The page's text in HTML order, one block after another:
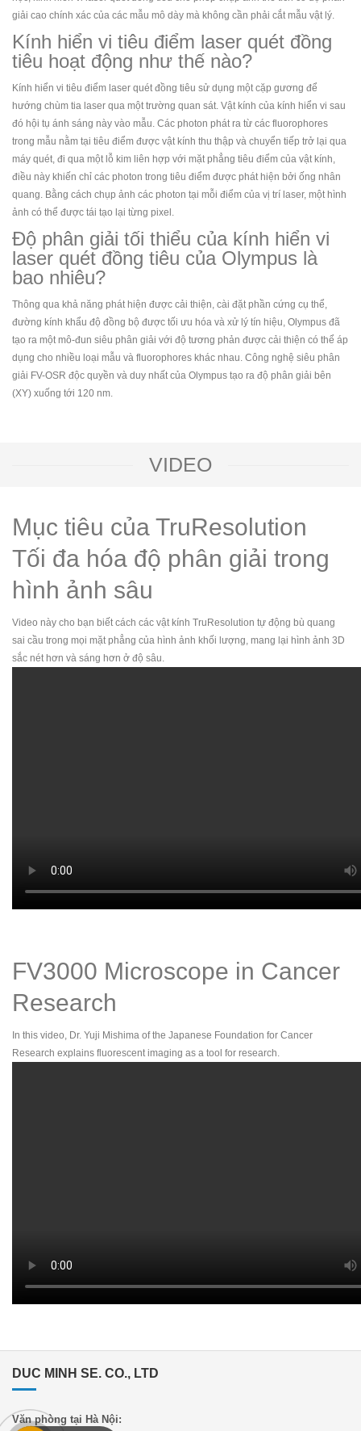
giải cao chính xác của các mẫu mô dày mà không cần phải cắt mẫu vật lý.
Kính hiển vi tiêu điểm laser quét đồng
tiêu hoạt động như thế nào?
Kính hiển vi tiêu điểm laser quét đồng tiêu sử dụng một cặp gương để
hướng chùm tia laser qua một trường quan sát. Vật kính của kính hiển vi sau
đó hội tụ ánh sáng này vào mẫu. Các photon phát ra từ các fluorophores
trong mẫu nằm tại tiêu điểm được vật kính thu thập và chuyển tiếp trở lại qua
máy quét, đi qua một lỗ kim liên hợp với mặt phẳng tiêu điểm của vật kính,
điều này khiến chỉ các photon trong tiêu điểm được phát hiện bởi ống nhân
quang. Bằng cách chụp ảnh các photon tại mỗi điểm của vị trí laser, một hình
ảnh có thể được tái tạo lại từng pixel.
Độ phân giải tối thiểu của kính hiển vi
laser quét đồng tiêu của Olympus là
bao nhiêu?
Thông qua khả năng phát hiện được cải thiện, cài đặt phần cứng cụ thể,
đường kính khẩu độ đồng bộ được tối ưu hóa và xử lý tín hiệu, Olympus đã
tạo ra một mô-đun siêu phân giải với độ tương phản được cải thiện có thể áp
dụng cho nhiều loại mẫu và fluorophores khác nhau. Công nghệ siêu phân
giải FV-OSR độc quyền và duy nhất của Olympus tạo ra độ phân giải bên
(XY) xuống tới 120 nm.
VIDEO
Mục tiêu của TruResolution
Tối đa hóa độ phân giải trong
hình ảnh sâu
Video này cho bạn biết cách các vật kính TruResolution tự động bù quang
sai cầu trong mọi mặt phẳng của hình ảnh khối lượng, mang lại hình ảnh 3D
sắc nét hơn và sáng hơn ở độ sâu.
FV3000 Microscope in Cancer
Research
In this video, Dr. Yuji Mishima of the Japanese Foundation for Cancer
Research explains fluorescent imaging as a tool for research.
DUC MINH SE. CO., LTD
Văn phòng tại Hà Nội: